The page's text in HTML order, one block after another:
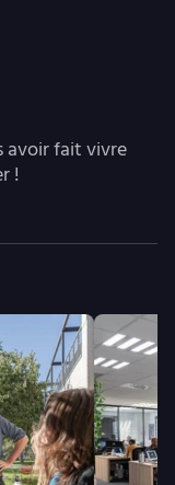
avoir fait vivre
!